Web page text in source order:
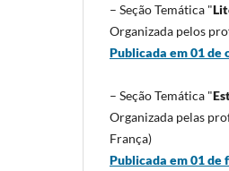
– Seção Temática "
Organizada pelos
Publicada em 01 de
– Seção Temática "
Organizada pelas
França)
Publicada em 01 de